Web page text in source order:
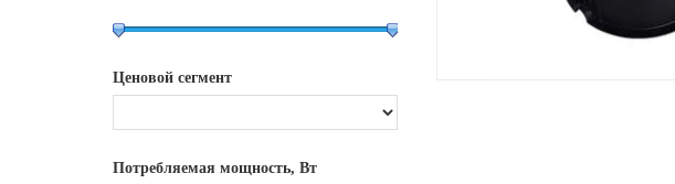
Ценовой сегмент
Потребляемая мощность, Вт